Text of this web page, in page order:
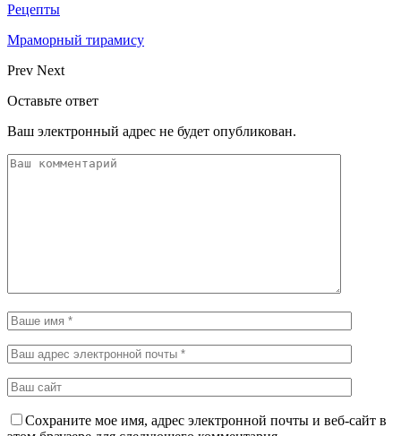
Рецепты
Мраморный тирамису
Prev Next
Оставьте ответ
Ваш электронный адрес не будет опубликован.
Сохраните мое имя, адрес электронной почты и веб-сайт в